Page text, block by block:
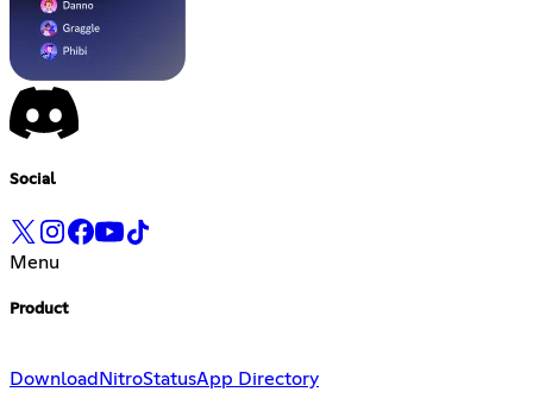
Social
Menu
Product
Download NitroStatusApp Directory